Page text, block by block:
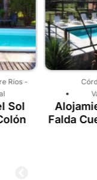
Córdoba-
Valle de
Alojamiento
Falda Cuesta